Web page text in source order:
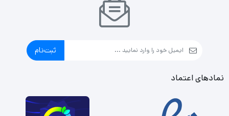
ثبت‌نام
نمادهای اعتماد